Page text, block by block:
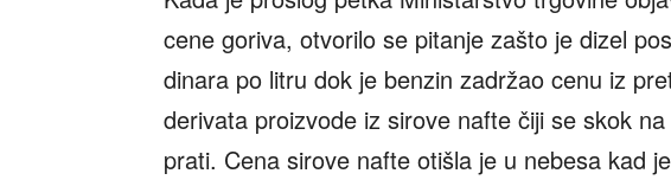
cene goriva, otvorilo se pitanje zašto je dizel
dinara po litru dok je benzin zadržao cenu iz
derivata proizvode iz sirove nafte čiji se skok
prati. Cena sirove nafte otišla je u nebesa kad